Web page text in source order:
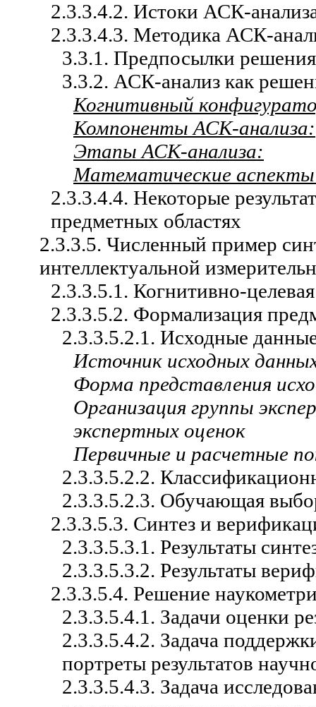
2.3.3.4.2. Истоки АСК-
2.3.3.4.3. Методика АСК-
3.3.1. Предпосылки
3.3.2. АСК-анализ как
Когнитивный
Компоненты АСК-анализа:
Этапы АСК-анализа:
Математические
2.3.3.4.4. Некоторые
предметных областях
2.3.3.5. Численный пример
интеллектуальной
2.3.3.5.1. Когнитивно-
2.3.3.5.2. Формализация
2.3.3.5.2.1. Исходные
Источник исходных
Форма представления
Организация группы
экспертных оценок
Первичные и расчетные
2.3.3.5.2.2.
2.3.3.5.2.3. Обучающая
2.3.3.5.3. Синтез и
2.3.3.5.3.1. Результаты
2.3.3.5.3.2. Результаты
2.3.3.5.4. Решение
2.3.3.5.4.1. Задачи оценки
2.3.3.5.4.2. Задача
портреты результатов
2.3.3.5.4.3. Задача